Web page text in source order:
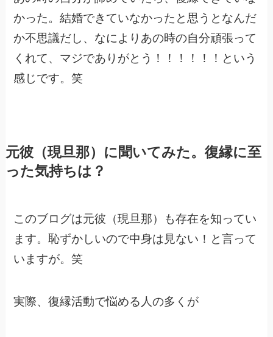
かった。結婚できていなかったと思うとなんだ
か不思議だし、なによりあの時の自分頑張って
くれて、マジでありがとう！！！！！！という
感じです。笑
元彼（現旦那）に聞いてみた。復縁に至
った気持ちは？
このブログは元彼（現旦那）も存在を知ってい
ます。恥ずかしいので中身は見ない！と言って
いますが。笑
実際、復縁活動で悩める人の多くが